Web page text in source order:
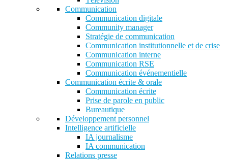
Communication
Communication digitale
Community manager
Stratégie de communication
Communication institutionnelle et de crise
Communication interne
Communication RSE
Communication événementielle
Communication écrite & orale
Communication écrite
Prise de parole en public
Bureautique
Développement personnel
Intelligence artificielle
IA journalisme
IA communication
Relations presse